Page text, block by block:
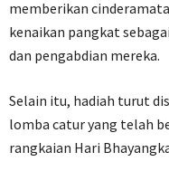
memberikan
kenaikan pangkat
dan pengabdian mereka.
Selain itu, hadiah turut
lomba catur yang telah
rangkaian Hari